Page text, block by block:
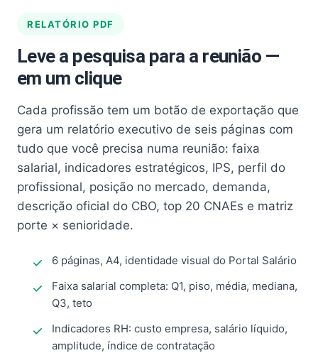
RELATÓRIO PDF
Leve a pesquisa para a reunião —
em um clique
Cada profissão tem um botão de exportação que
gera um relatório executivo de seis páginas com
tudo que você precisa numa reunião: faixa
salarial, indicadores estratégicos, IPS, perfil do
profissional, posição no mercado, demanda,
descrição oficial do CBO, top 20 CNAEs e matriz
porte × senioridade.
6 páginas, A4, identidade visual do Portal Salário
Faixa salarial completa: Q1, piso, média, mediana,
Q3, teto
Indicadores RH: custo empresa, salário líquido,
amplitude, índice de contratação